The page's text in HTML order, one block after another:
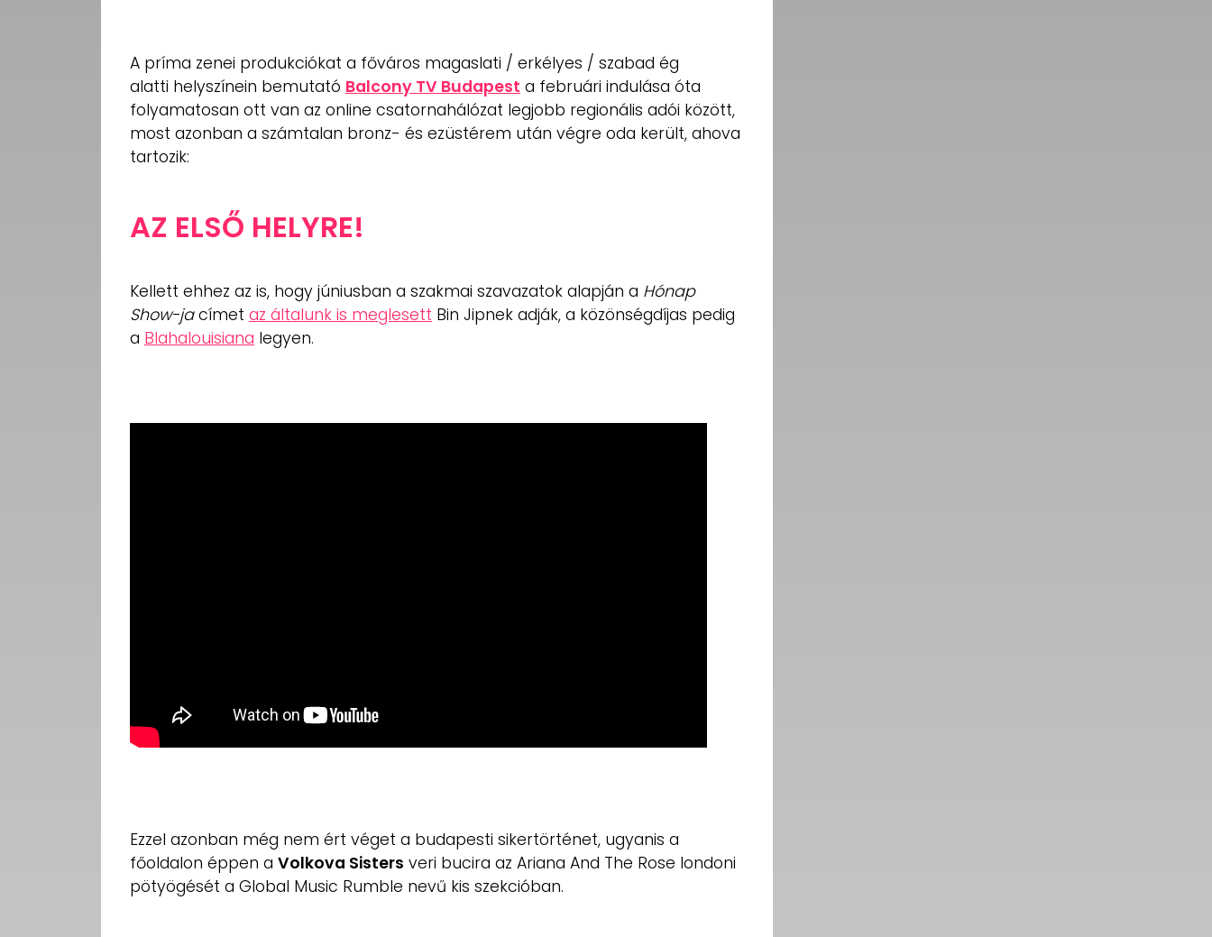
IMPRESSZUM
PR-ARCHÍVUM
ADATKEZELÉSI
TÁJÉKOZTATÓ
A príma zenei produkciókat a főváros magaslati / erkélyes / szabad ég
alatti helyszínein bemutató Balcony TV Budapest a februári indulása óta
folyamatosan ott van az online csatornahálózat legjobb regionális adói között,
most azonban a számtalan bronz- és ezüstérem után végre oda került, ahova
tartozik:
AZ ELSŐ HELYRE!
Kellett ehhez az is, hogy júniusban a szakmai szavazatok alapján a Hónap
Show-jacímet az általunk is meglesett Bin Jipnek adják, a közönségdíjas pedig
a Blahalouisiana legyen.
Ezzel azonban még nem ért véget a budapesti sikertörténet, ugyanis a
főoldalon éppen a Volkova Sisters veri bucira az Ariana And The Rose londoni
pötyögését a Global Music Rumble nevű kis szekcióban.